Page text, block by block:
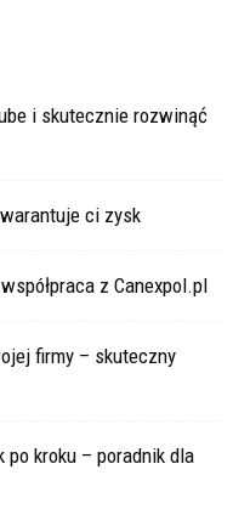
i skutecznie rozwinąć
ci zysk
z Canexpol.pl
firmy – skuteczny
po kroku – poradnik dla